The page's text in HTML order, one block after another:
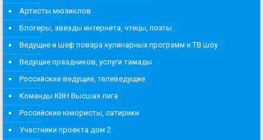
Артисты мюзиклов
Блогеры, звезды интернета, чтецы, поэты
Ведущие и шеф повара кулинарных программ и ТВ шоу
Ведущие праздников, услуги тамады
Российские ведущие, телеведущие
Команды КВН Высшая лига
Российские юмористы, сатирики
Участники проекта дом 2